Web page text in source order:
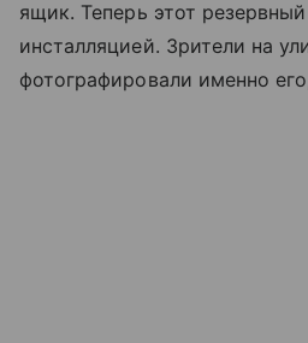
ящик. Теперь этот
инсталляцией. Зрители на
фотографировали именно